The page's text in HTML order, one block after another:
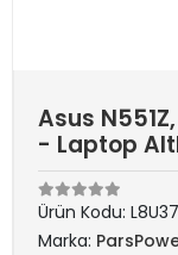
Asus
- Laptop
Ürün Kodu:
Marka: